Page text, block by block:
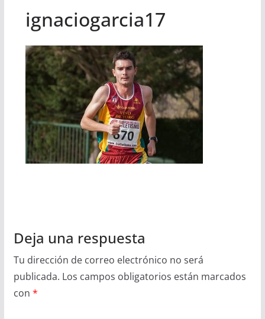
ignaciogarcia17
Deja una respuesta
Tu dirección de correo electrónico no será
publicada. Los campos obligatorios están marcados
con *